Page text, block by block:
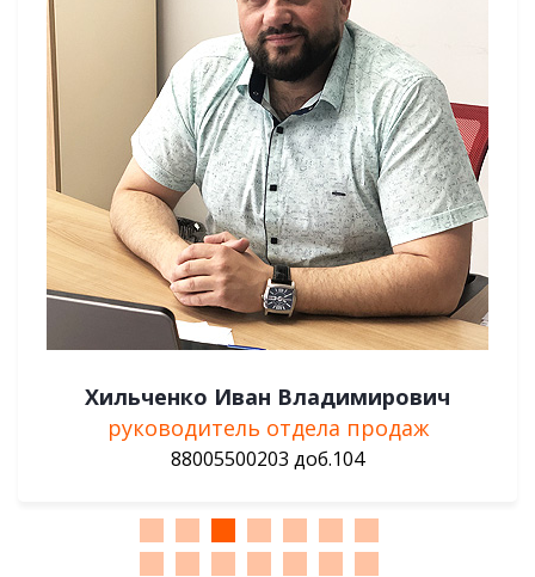
Хильченко Иван Владимирович
руководитель отдела продаж
88005500203 доб.104